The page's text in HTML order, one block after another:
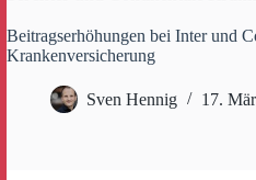
Beitragserhöhungen bei Inter und
Krankenversicherung
Sven Hennig 17.